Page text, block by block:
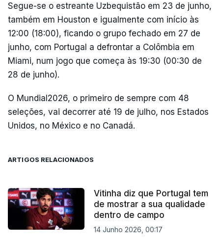
Segue-se o estreante Uzbequistão em 23 de junho,
também em Houston e igualmente com início às
12:00 (18:00), ficando o grupo fechado em 27 de
junho, com Portugal a defrontar a Colômbia em
Miami, num jogo que começa às 19:30 (00:30 de
28 de junho).
O Mundial2026, o primeiro de sempre com 48
seleções, vai decorrer até 19 de julho, nos Estados
Unidos, no México e no Canadá.
ARTIGOS RELACIONADOS
Vitinha diz que Portugal tem
de mostrar a sua qualidade
dentro de campo
14 Junho 2026, 00:17